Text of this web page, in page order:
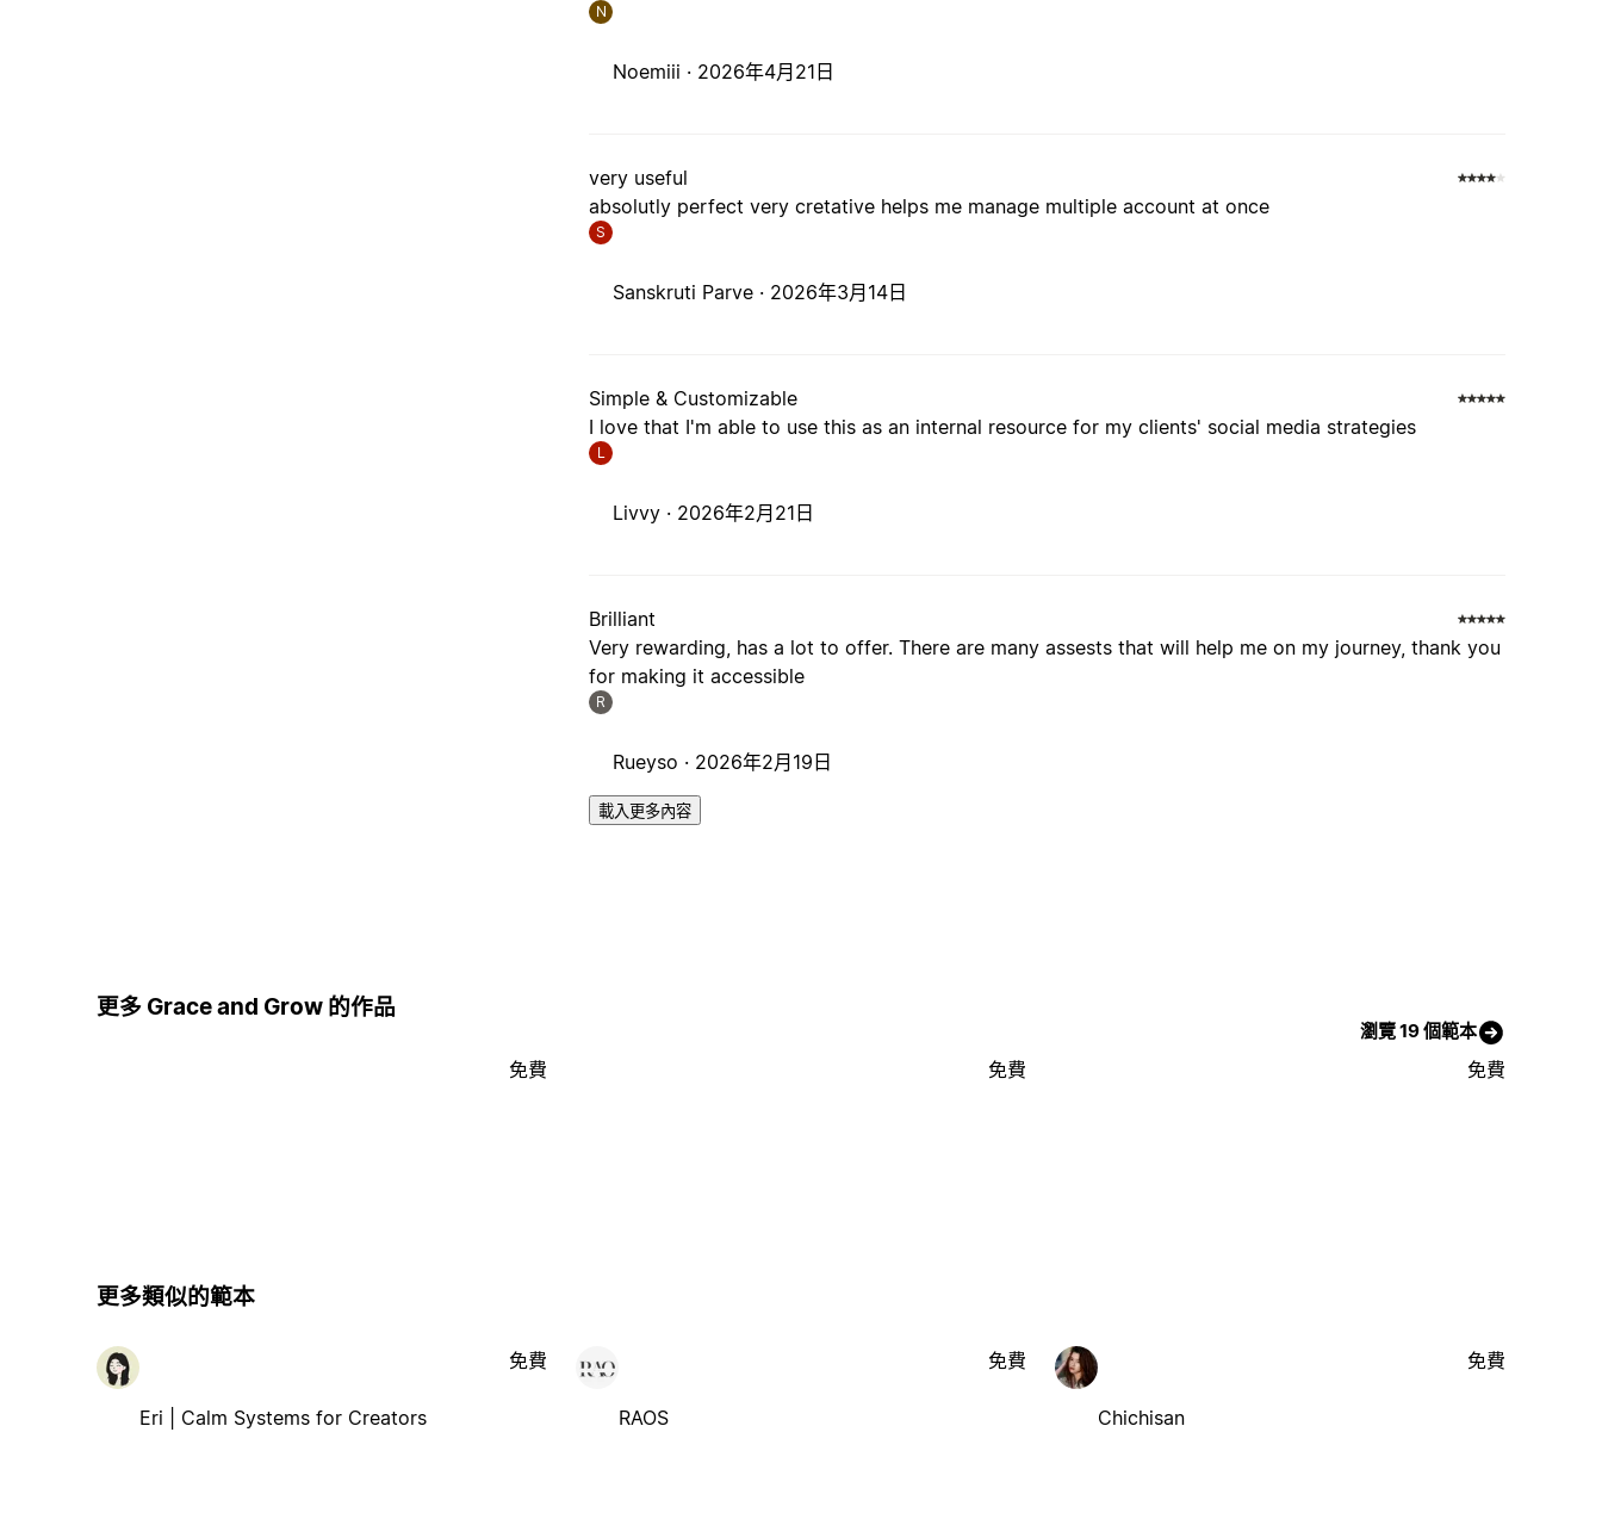
N
Noemiii · 2026年4月21日
very useful
absolutly perfect very cretative helps me manage multiple account at once
S
Sanskruti Parve · 2026年3月14日
Simple & Customizable
I love that I'm able to use this as an internal resource for my clients' social media strategies
L
Livvy · 2026年2月21日
Brilliant
Very rewarding, has a lot to offer. There are many assests that will help me on my journey, thank you
for making it accessible
R
Rueyso · 2026年2月19日
載入更多內容
更多 Grace and Grow 的作品
瀏覽 19 個範本
免費 免費 免費
更多類似的範本
Eri | Calm Systems for Creators
免費
RAOS
免費
Chichisan
免費